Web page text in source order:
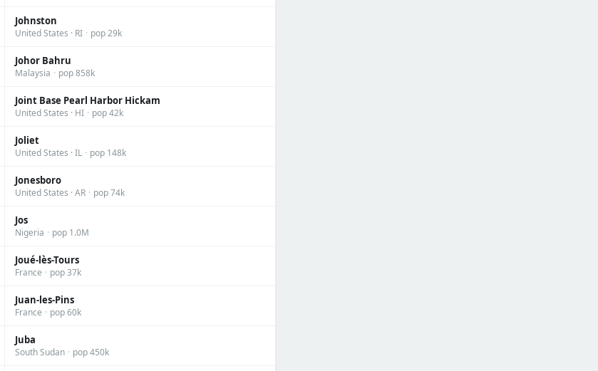
Johnston
United States · RI · pop 29k
Johor Bahru
Malaysia · pop 858k
Joint Base Pearl Harbor Hickam
United States · HI · pop 42k
Joliet
United States · IL · pop 148k
Jonesboro
United States · AR · pop 74k
Jos
Nigeria · pop 1.0M
Joué-lès-Tours
France · pop 37k
Juan-les-Pins
France · pop 60k
Juba
South Sudan · pop 450k